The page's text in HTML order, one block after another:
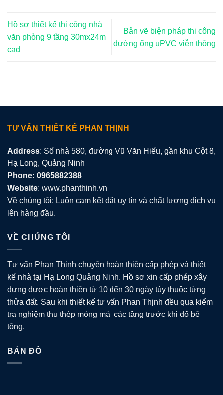
Hồ sơ thiết kế thi công nhà
văn phòng 9 tầng 30mx24m
cad
Bản vẽ biện pháp thi công
đường ống uPVC viễn thông
TƯ VẤN THIẾT KẾ PHAN THỊNH
Address: Số nhà 580, đường Vũ Văn Hiếu, gần khu Cột 8,
Hạ Long, Quảng Ninh
Phone: 0965882388
Website: www.phanthinh.vn
Về chúng tôi: Luôn cam kết đặt uy tín và chất lượng dịch vụ
lên hàng đầu.
VỀ CHÚNG TÔI
Tư vấn Phan Thịnh chuyên hoàn thiện cấp phép và thiết
kế nhà tại Hạ Long Quảng Ninh. Hồ sơ xin cấp phép xây
dựng được hoàn thiện từ 10 đến 30 ngày tùy thuộc từng
thửa đất. Sau khi thiết kế tư vấn Phan Thịnh đều qua kiểm
tra nghiệm thu thép móng mái các tầng trước khi đổ bê
tông.
BẢN ĐỒ